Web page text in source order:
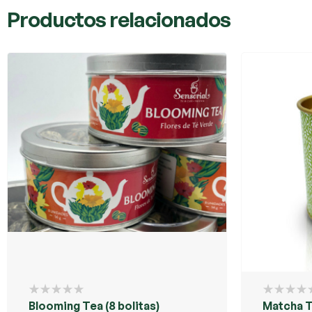
Productos relacionados
Blooming Tea (8 bolitas) Matcha